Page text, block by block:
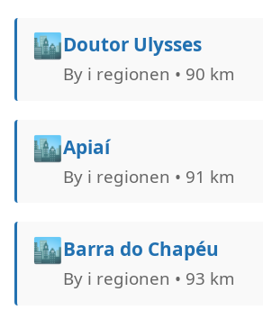
🏙️Doutor Ulysses
By i regionen • 90 km
🏙️Apiaí
By i regionen • 91 km
🏙️Barra do Chapéu
By i regionen • 93 km